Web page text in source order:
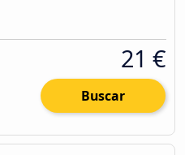
21 €
Buscar